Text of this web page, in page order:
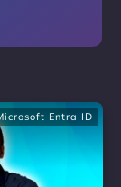
Entra ID